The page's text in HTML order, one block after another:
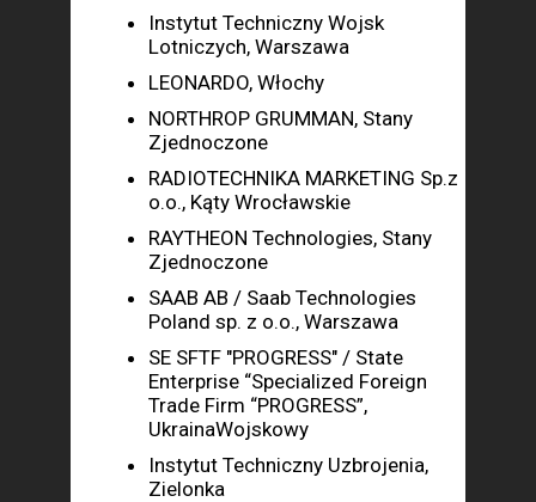
Instytut Techniczny Wojsk
Lotniczych, Warszawa
LEONARDO, Włochy
NORTHROP GRUMMAN, Stany
Zjednoczone
RADIOTECHNIKA MARKETING Sp.z
o.o., Kąty Wrocławskie
RAYTHEON Technologies, Stany
Zjednoczone
SAAB AB / Saab Technologies
Poland sp. z o.o., Warszawa
SE SFTF "PROGRESS" / State
Enterprise “Specialized Foreign
Trade Firm “PROGRESS”,
UkrainaWojskowy
Instytut Techniczny Uzbrojenia,
Zielonka